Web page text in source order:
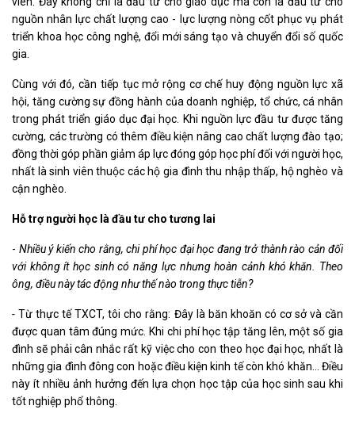
nguồn nhân lực chất lượng cao - lực lượng nòng cốt phục vụ phát
triển khoa học công nghệ, đổi mới sáng tạo và chuyển đổi số quốc
gia.
Cùng với đó, cần tiếp tục mở rộng cơ chế huy động nguồn lực xã
hội, tăng cường sự đồng hành của doanh nghiệp, tổ chức, cá nhân
trong phát triển giáo dục đại học. Khi nguồn lực đầu tư được tăng
cường, các trường có thêm điều kiện nâng cao chất lượng đào tạo;
đồng thời góp phần giảm áp lực đóng góp học phí đối với người học,
nhất là sinh viên thuộc các hộ gia đình thu nhập thấp, hộ nghèo và
cận nghèo.
Hỗ trợ người học là đầu tư cho tương lai
- Nhiều ý kiến cho rằng, chi phí học đại học đang trở thành rào cản đối
với không ít học sinh có năng lực nhưng hoàn cảnh khó khăn. Theo
ông, điều này tác động như thế nào trong thực tiễn?
-Từ thực tế TXCT, tôi cho rằng: Đây là băn khoăn có cơ sở và cần
được quan tâm đúng mức. Khi chi phí học tập tăng lên, một số gia
đình sẽ phải cân nhắc rất kỹ việc cho con theo học đại học, nhất là
những gia đình đông con hoặc điều kiện kinh tế còn khó khăn... Điều
này ít nhiều ảnh hưởng đến lựa chọn học tập của học sinh sau khi
tốt nghiệp phổ thông.